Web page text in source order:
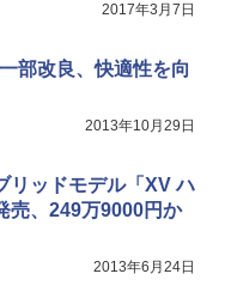
2017年3月7日
部改良、快適性を向
2013年10月29日
リッドモデル「XV ハ
売、249万9000円か
2013年6月24日